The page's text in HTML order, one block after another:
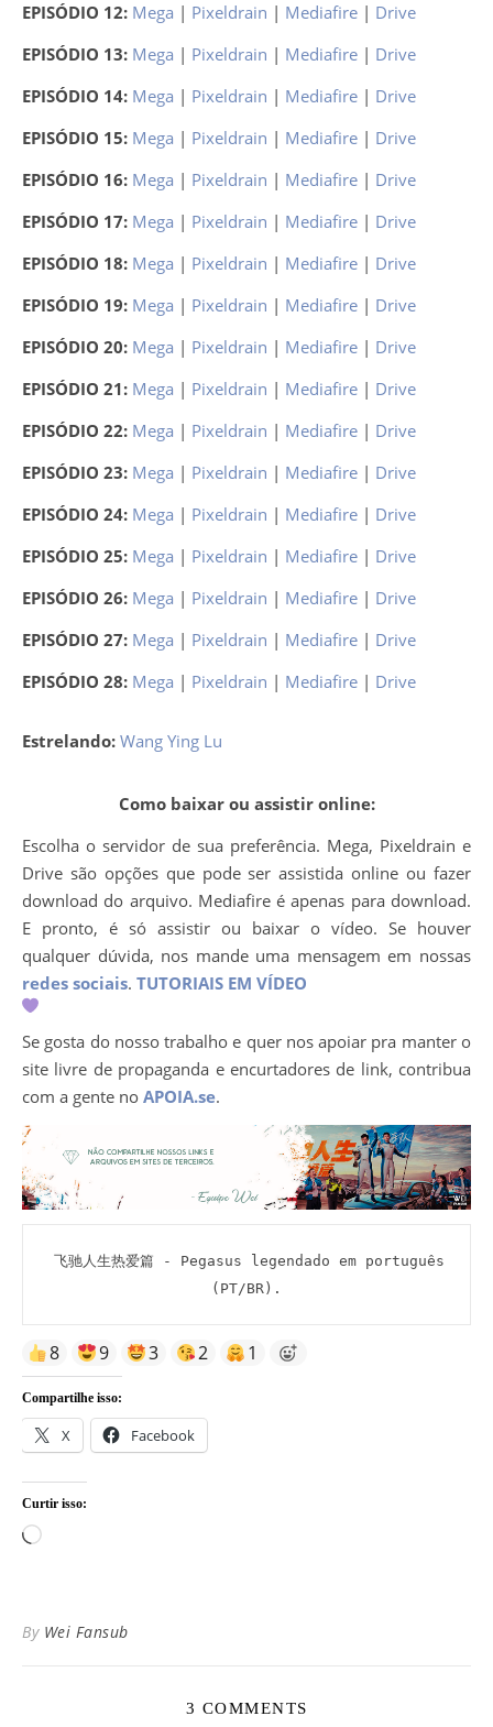
EPISÓDIO 12: Mega | Pixeldrain | Mediafire | Drive
EPISÓDIO 13: Mega | Pixeldrain | Mediafire | Drive
EPISÓDIO 14: Mega | Pixeldrain | Mediafire | Drive
EPISÓDIO 15: Mega | Pixeldrain | Mediafire | Drive
EPISÓDIO 16: Mega | Pixeldrain | Mediafire | Drive
EPISÓDIO 17: Mega | Pixeldrain | Mediafire | Drive
EPISÓDIO 18: Mega | Pixeldrain | Mediafire | Drive
EPISÓDIO 19: Mega | Pixeldrain | Mediafire | Drive
EPISÓDIO 20: Mega | Pixeldrain | Mediafire | Drive
EPISÓDIO 21: Mega | Pixeldrain | Mediafire | Drive
EPISÓDIO 22: Mega | Pixeldrain | Mediafire | Drive
EPISÓDIO 23: Mega | Pixeldrain | Mediafire | Drive
EPISÓDIO 24: Mega | Pixeldrain | Mediafire | Drive
EPISÓDIO 25: Mega | Pixeldrain | Mediafire | Drive
EPISÓDIO 26: Mega | Pixeldrain | Mediafire | Drive
EPISÓDIO 27: Mega | Pixeldrain | Mediafire | Drive
EPISÓDIO 28: Mega | Pixeldrain | Mediafire | Drive
Estrelando: Wang Ying Lu
Como baixar ou assistir online:
Escolha o servidor de sua preferência. Mega, Pixeldrain e
Drive são opções que pode ser assistida online ou fazer
download do arquivo. Mediafire é apenas para download.
E pronto, é só assistir ou baixar o vídeo. Se houver
qualquer dúvida, nos mande uma mensagem em nossas
redes sociais. TUTORIAIS EM VÍDEO
Se gosta do nosso trabalho e quer nos apoiar pra manter o
site livre de propaganda e encurtadores de link, contribua
com a gente no APOIA.se.
(PT/BR).
8 9 3 2 1
Compartilhe isso:
X Facebook
Curtir isso:
Carregando...
By Wei Fansub
3 COMMENTS